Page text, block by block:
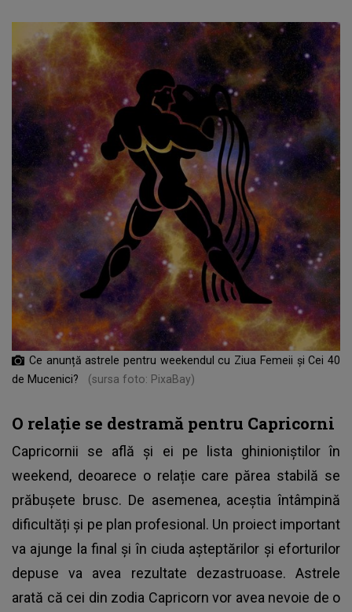
Ce anunță astrele pentru weekendul cu Ziua Femeii și Cei 40
de Mucenici?
(sursa foto: PixaBay)
O relație se destramă pentru Capricorni
Capricornii se află și ei pe lista ghinioniștilor în
weekend, deoarece o relație care părea stabilă se
prăbușete brusc. De asemenea, aceștia întâmpină
dificultăți și pe plan profesional. Un proiect important
va ajunge la final și în ciuda așteptărilor și eforturilor
depuse va avea rezultate dezastruoase. Astrele
arată că cei din zodia Capricorn vor avea nevoie de o